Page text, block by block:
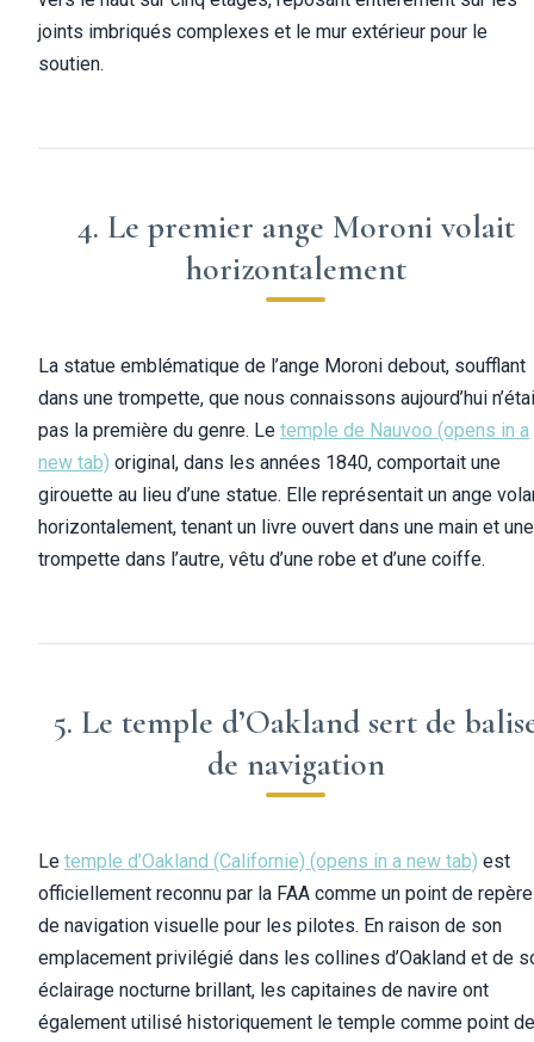
joints imbriqués complexes et le mur extérieur pour le
soutien.
4. Le premier ange Moroni volait
horizontalement
La statue emblématique de l’ange Moroni debout, soufflant
dans une trompette, que nous connaissons aujourd’hui
pas la première du genre. Le temple de Nauvoo (opens in a
new tab) original, dans les années 1840, comportait une
girouette au lieu d’une statue. Elle représentait un ange
horizontalement, tenant un livre ouvert dans une main et une
trompette dans l’autre, vêtu d’une robe et d’une coiffe.
5. Le temple d’Oakland sert de
de navigation
Le temple d’Oakland (Californie) (opens in a new tab) est
officiellement reconnu par la FAA comme un point de repère
de navigation visuelle pour les pilotes. En raison de son
emplacement privilégié dans les collines d’Oakland et de
éclairage nocturne brillant, les capitaines de navire ont
également utilisé historiquement le temple comme point de